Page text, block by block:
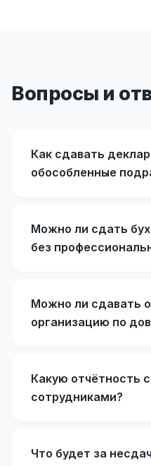
Вопросы и
Как сдавать
обособленные
Можно ли сдать
без
Можно ли сдавать
организацию по
Какую отчётность
сотрудниками?
Что будет за